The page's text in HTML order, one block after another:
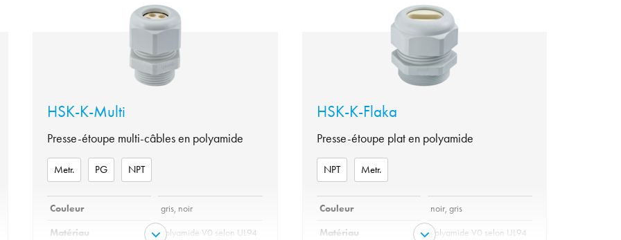
HSK-K-Multi
Presse-étoupe multi-câbles en polyamide
Metr. PG NPT
Couleur
gris, noir
Matériau
Polyamide V0 selon UL94
HSK-K-Flaka
Presse-étoupe plat en polyamide
NPT Metr.
Couleur
noir, gris
Matériau
Polyamide V0 selon UL94